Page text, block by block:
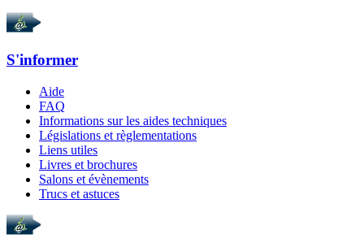
S'informer
Aide
FAQ
Informations sur les aides techniques
Législations et règlementations
Liens utiles
Livres et brochures
Salons et évènements
Trucs et astuces